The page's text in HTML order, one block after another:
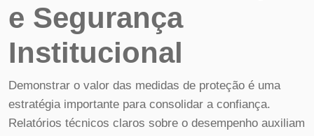
e Segurança
Institucional
Demonstrar o valor das medidas de proteção é uma
estratégia importante para consolidar a confiança.
Relatórios técnicos claros sobre o desempenho auxiliam